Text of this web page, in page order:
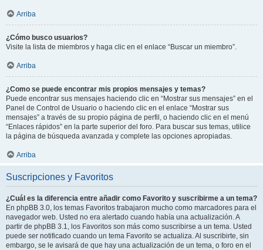
Arriba
¿Cómo busco usuarios?
Visite la lista de miembros y haga clic en el enlace “Buscar un miembro”.
Arriba
¿Como se puede encontrar mis propios mensajes y temas?
Puede encontrar sus mensajes haciendo clic en “Mostrar sus mensajes” en el
Panel de Control de Usuario o haciendo clic en el enlace “Mostrar sus
mensajes” a través de su propio página de perfil, o haciendo clic en el menú
“Enlaces rápidos” en la parte superior del foro. Para buscar sus temas, utilice
la página de búsqueda avanzada y complete las opciones apropiadas.
Arriba
Suscripciones y Favoritos
¿Cuál es la diferencia entre añadir como Favorito y suscribirme a un tema?
En phpBB 3.0, los temas Favoritos trabajaron mucho como marcadores para el
navegador web. Usted no era alertado cuando había una actualización. A
partir de phpBB 3.1, los Favoritos son más como suscribirse a un tema. Usted
puede ser notificado cuando un tema Favorito se actualiza. Al suscribirte, sin
embargo, se le avisará de que hay una actualización de un tema, o foro en el